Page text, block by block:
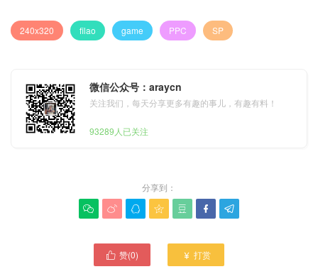
240x320 filao game PPC SP
微信公众号：araycn
关注我们，每天分享更多有趣的事儿，有趣有料！
93289人已关注
分享到：
      
 赞(0)  打赏